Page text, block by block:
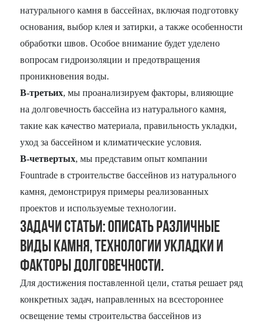
натурального камня в бассейнах, включая подготовку
основания, выбор клея и затирки, а также особенности
обработки швов. Особое внимание будет уделено
вопросам гидроизоляции и предотвращения
проникновения воды.
В-третьих, мы проанализируем факторы, влияющие
на долговечность бассейна из натурального камня,
такие как качество материала, правильность укладки,
уход за бассейном и климатические условия.
В-четвертых, мы представим опыт компании
Fountrade в строительстве бассейнов из натурального
камня, демонстрируя примеры реализованных
проектов и используемые технологии.
Задачи статьи: Описать различные
виды камня, технологии укладки и
факторы долговечности.
Для достижения поставленной цели, статья решает ряд
конкретных задач, направленных на всестороннее
освещение темы строительства бассейнов из